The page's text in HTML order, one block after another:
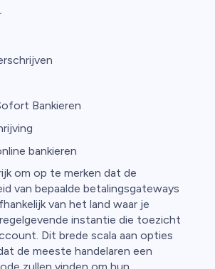
Bankieren
bankieren
om op te merken dat de
van bepaalde betalingsgateways
van het land waar je
instantie die toezicht
Dit brede scala aan opties
de meeste handelaren een